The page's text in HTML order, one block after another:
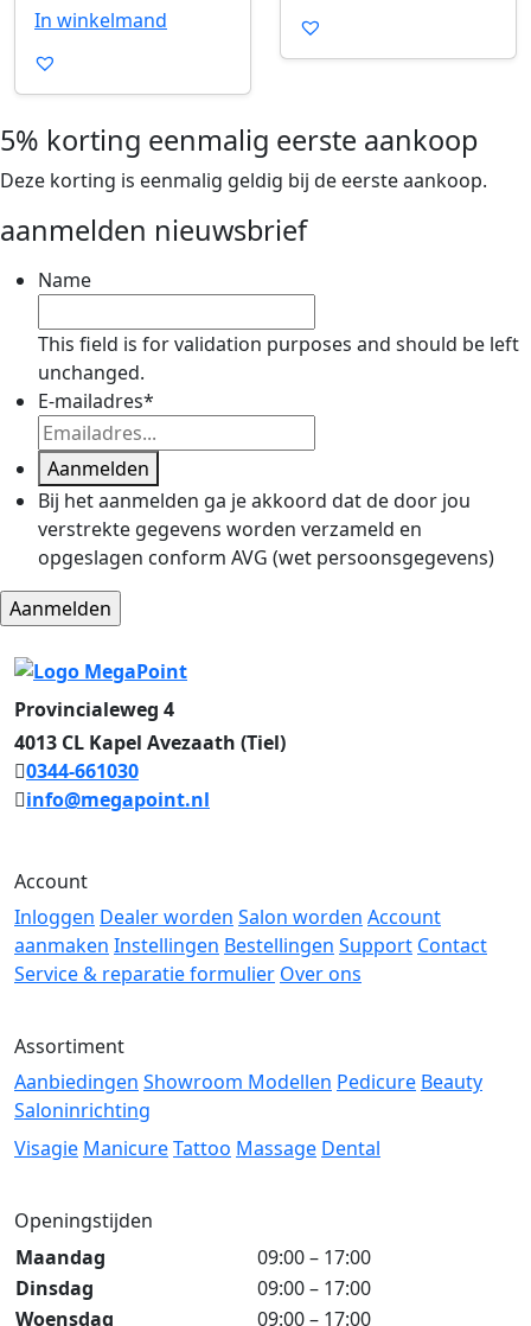
nIn winkelmand
e
5% korting eenmalig eerste aankoop
Deze korting is eenmalig geldig bij de eerste aankoop.
aanmelden nieuwsbrief
Name
This field is for validation purposes and should be left
unchanged.
E-mailadres*
Aanmelden
Bij het aanmelden ga je akkoord dat de door jou
verstrekte gegevens worden verzameld en
opgeslagen conform AVG (wet persoonsgegevens)
Provincialeweg 4
4013 CL Kapel Avezaath (Tiel)
0344-661030
info@megapoint.nl
Account
Inloggen Dealer worden Salon worden Account
aanmaken Instellingen Bestellingen Support Contact
Service & reparatie formulier Over ons
Assortiment
Aanbiedingen Showroom Modellen Pedicure Beauty
Saloninrichting
Visagie ManicureTattoo Massage Dental
Openingstijden
Maandag
09:00 – 17:00
Dinsdag
09:00 – 17:00
Woensdag
09:00 – 17:00